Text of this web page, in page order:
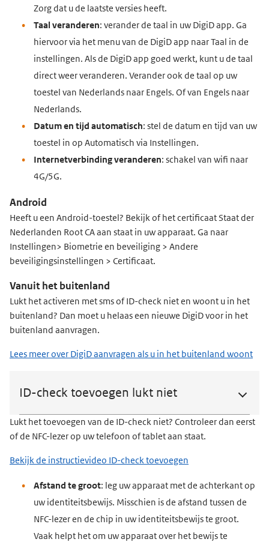
Zorg dat u de laatste versies heeft.
Taal veranderen: verander de taal in uw DigiD app. Ga
hiervoor via het menu van de DigiD app naar Taal in de
instellingen. Als de DigiD app goed werkt, kunt u de taal
direct weer veranderen. Verander ook de taal op uw
toestel van Nederlands naar Engels. Of van Engels naar
Nederlands.
Datum en tijd automatisch: stel de datum en tijd van uw
toestel in op Automatisch via Instellingen.
Internetverbinding veranderen: schakel van wifi naar
4G/5G.
Android
Heeft u een Android-toestel? Bekijk of het certificaat Staat der
Nederlanden Root CA aan staat in uw apparaat. Ga naar
Instellingen> Biometrie en beveiliging > Andere
beveiligingsinstellingen > Certificaat.
Vanuit het buitenland
Lukt het activeren met sms of ID-check niet en woont u in het
buitenland? Dan moet u helaas een nieuwe DigiD voor in het
buitenland aanvragen.
Lees meer over DigiD aanvragen als u in het buitenland woont
ID-check toevoegen lukt niet
Lukt het toevoegen van de ID-check niet? Controleer dan eerst
of de NFC-lezer op uw telefoon of tablet aan staat.
Bekijk de instructievideo ID-check toevoegen
Afstand te groot: leg uw apparaat met de achterkant op
uw identiteitsbewijs. Misschien is de afstand tussen de
NFC-lezer en de chip in uw identiteitsbewijs te groot.
Vaak helpt het om uw apparaat over het bewijs te